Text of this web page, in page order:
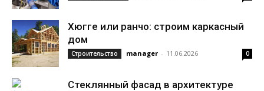
Хюгге или ранчо: строим каркасный
дом
Строительство manager - 11.06.2026 0
Стеклянный фасад в архитектуре